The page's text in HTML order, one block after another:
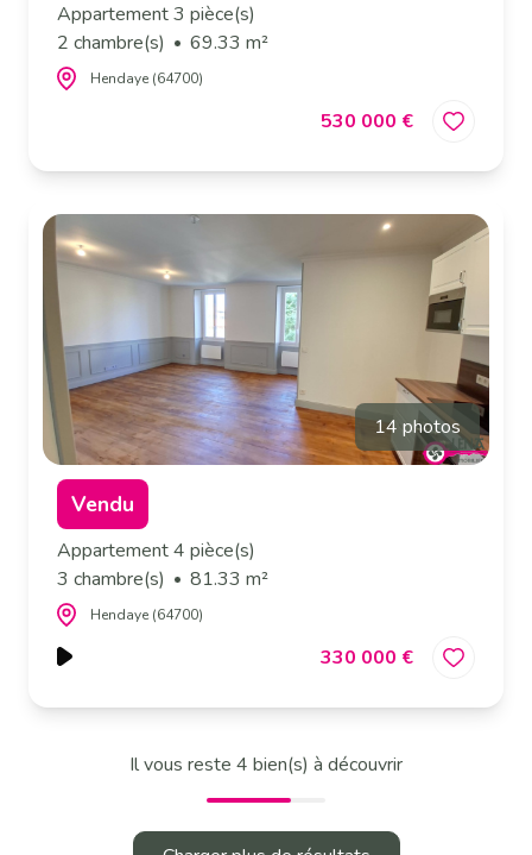
Appartement 3 pièce(s)
2 chambre(s)
69.33 m²
Hendaye (64700)
530 000 €
14 photos
Vendu
Appartement 4 pièce(s)
3 chambre(s)
81.33 m²
Hendaye (64700)
330 000 €
Il vous reste 4 bien(s) à découvrir